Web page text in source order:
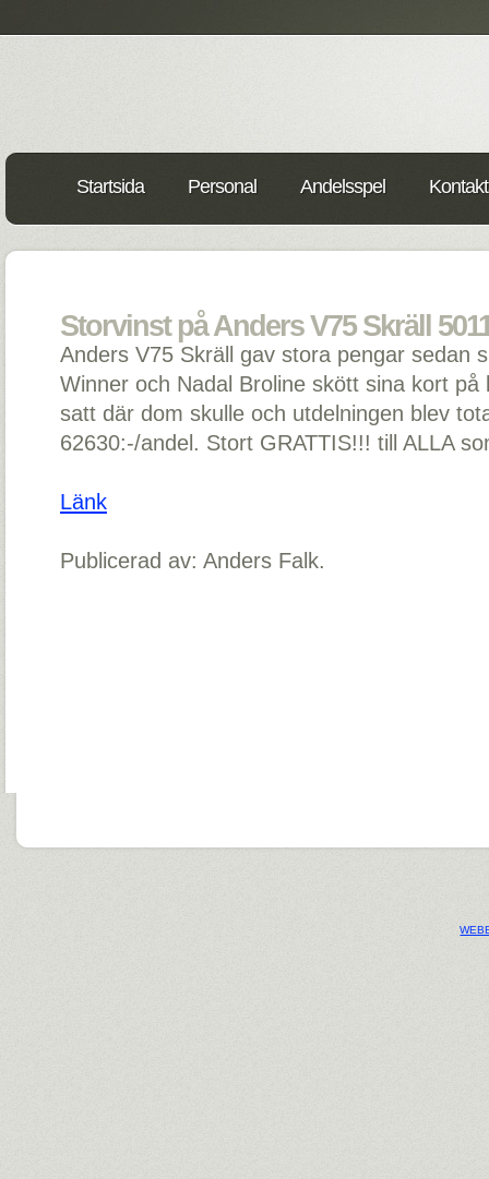
Startsida Personal Andelsspel
Storvinst på Anders V75 Skräll
Anders V75 Skräll gav stora pengar sedan
Winner och Nadal Broline skött sina kort
satt där dom skulle och utdelningen blev
62630:-/andel. Stort GRATTIS!!! till ALLA
Länk
Publicerad av: Anders Falk.